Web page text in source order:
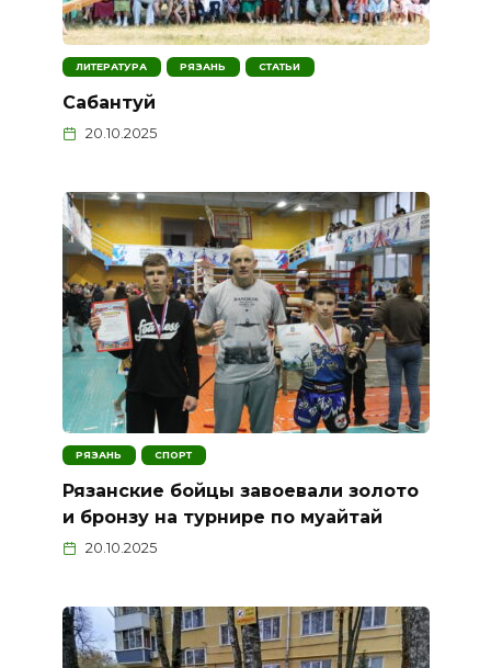
ЛИТЕРАТУРА РЯЗАНЬ СТАТЬИ
Сабантуй
20.10.2025
РЯЗАНЬ СПОРТ
Рязанские бойцы завоевали золото
и бронзу на турнире по муайтай
20.10.2025